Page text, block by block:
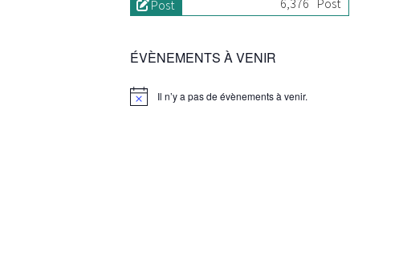
Post
6,376 Post
ÉVÈNEMENTS À VENIR
Il n’y a pas de évènements à venir.